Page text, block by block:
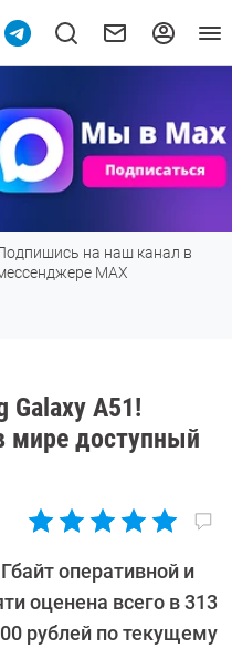
на наш канал в
МАХ
Galaxy A51!
мире доступный
оперативной и
оценена всего в 313
рублей по текущему